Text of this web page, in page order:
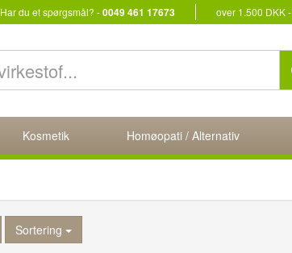
Har du et spørgsmål? -0049 461 17673 over 1.500 DKK -
Kosmetik Homøopati / Alternativ
Sortering